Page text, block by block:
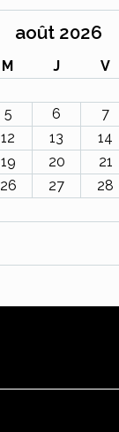
août 2026
M J V
5 6 7
12 13 14
19 20 21
26 27 28